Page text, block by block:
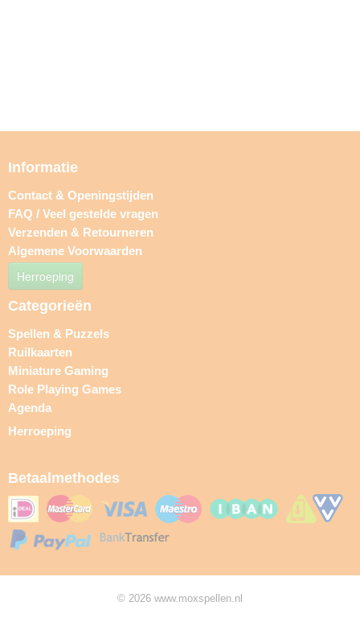
Informatie
Contact & Openingstijden
FAQ / Veel gestelde vragen
Verzenden & Retourneren
Algemene Voorwaarden
Herroeping
Categorieën
Spellen & Puzzels
Ruilkaarten
Miniature Gaming
Role Playing Games
Agenda
Herroeping
Betaalmethodes
© 2026 www.moxspellen.nl